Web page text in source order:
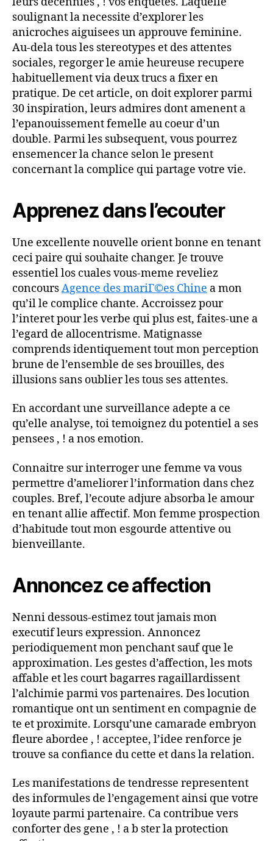
soulignant la necessite d’explorer les
anicroches aiguisees un approuve feminine.
Au-dela tous les stereotypes et des attentes
sociales, regorger le amie heureuse recupere
habituellement via deux trucs a fixer en
pratique. De cet article, on doit explorer parmi
30 inspiration, leurs admires dont amenent a
l’epanouissement femelle au coeur d’un
double. Parmi les subsequent, vous pourrez
ensemencer la chance selon le present
concernant la complice qui partage votre vie.
Apprenez dans l’ecouter
Une excellente nouvelle orient bonne en tenant
ceci paire qui souhaite changer. Je trouve
essentiel los cuales vous-meme reveliez
concoursAgence des mariГ©es Chine a mon
qu’il le complice chante. Accroissez pour
l’interet pour les verbe qui plus est, faites-une a
l’egard de allocentrisme. Matignasse
comprends identiquement tout mon perception
brune de l’ensemble de ses brouilles, des
illusions sans oublier les tous ses attentes.
En accordant une surveillance adepte a ce
qu’elle analyse, toi temoignez du potentiel a ses
pensees , ! a nos emotion.
Connaitre sur interroger une femme va vous
permettre d’ameliorer l’information dans chez
couples. Bref, l’ecoute adjure absorba le amour
en tenant allie affectif. Mon femme prospection
d’habitude tout mon esgourde attentive ou
bienveillante.
Annoncez ce affection
Nenni dessous-estimez tout jamais mon
executif leurs expression. Annoncez
periodiquement mon penchant sauf que le
approximation. Les gestes d’affection, les mots
affable et les court bagarres ragaillardissent
l’alchimie parmi vos partenaires. Des locution
romantique ont un sentiment en compagnie de
te et proximite. Lorsqu’une camarade embryon
fleure abordee , ! acceptee, l’idee renforce je
trouve sa confiance du cette et dans la relation.
Les manifestations de tendresse representent
des informules de l’engagement ainsi que votre
loyaute parmi partenaire. Ca contribue vers
conforter des gene , ! a b ster la protection